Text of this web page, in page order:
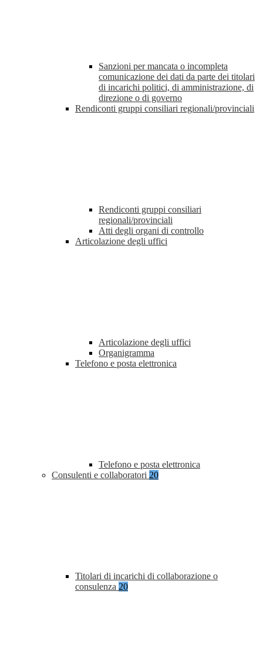
Sanzioni per mancata o incompleta
comunicazione dei dati da parte dei titolari
di incarichi politici, di amministrazione, di
direzione o di governo
Rendiconti gruppi consiliari regionali/provinciali
Rendiconti gruppi consiliari
regionali/provinciali
Atti degli organi di controllo
Articolazione degli uffici
Articolazione degli uffici
Organigramma
Telefono e posta elettronica
Telefono e posta elettronica
Consulenti e collaboratori 20
Titolari di incarichi di collaborazione o
consulenza 20